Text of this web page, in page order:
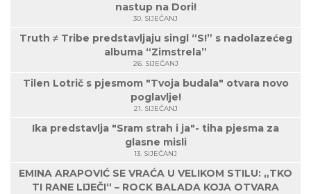
nastup na Dori!
30. SIJEČANJ
Truth ≠ Tribe predstavljaju singl “S!” s nadolazećeg
albuma “Zimstrela”
26. SIJEČANJ
Tilen Lotrič s pjesmom "Tvoja budala" otvara novo
poglavlje!
21. SIJEČANJ
Ika predstavlja "Sram strah i ja"- tiha pjesma za
glasne misli
13. SIJEČANJ
EMINA ARAPOVIĆ SE VRAĆA U VELIKOM STILU: „TKO
TI RANE LIJEČI“ – ROCK BALADA KOJA OTVARA